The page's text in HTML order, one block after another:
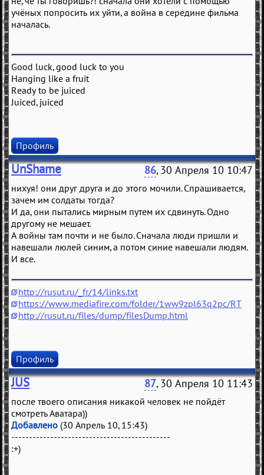
учёных попросить их уйти, а война в середине фильма
началась.
Good luck, good luck to you
Hanging like a fruit
Ready to be juiced
Juiced, juiced
Профиль
UnShame 86, 30 Апреля 10 10:47
нихуя! они друг друга и до этого мочили. Спрашивается,
зачем им солдаты тогда?
И да, они пытались мирным путем их сдвинуть. Одно
другому не мешает.
А войны там почти и не было. Сначала люди пришли и
навешали люлей синим, а потом синие навешали людям.
И все.
http://rusut.ru/_fr/14/links.txt
https://www.mediafire.com/folder/1ww9zpl63q2pc/RT
http://rusut.ru/files/dump/filesDump.html
Профиль
JUS 87, 30 Апреля 10 11:43
после твоего описания никакой человек не пойдёт
смотреть Аватара))
Добавлено (30 Апрель 10, 15:43)
---------------------------------------------
:+)